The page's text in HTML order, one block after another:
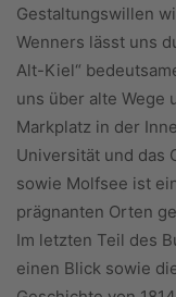
Gestaltungswillen
Wenners lässt uns
Alt-Kiel“
uns über alte Wege
Markplatz in der
Universität und das
sowie Molfsee ist
prägnanten Orten
Im letzten Teil des
einen Blick sowie